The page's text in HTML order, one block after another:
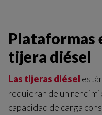
Plataformas
tijera diésel
Las tijeras diésel
requieran de un
capacidad de carga